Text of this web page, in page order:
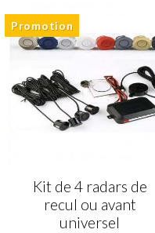
Promotion
Kit de 4 radars de
recul ou avant
universel